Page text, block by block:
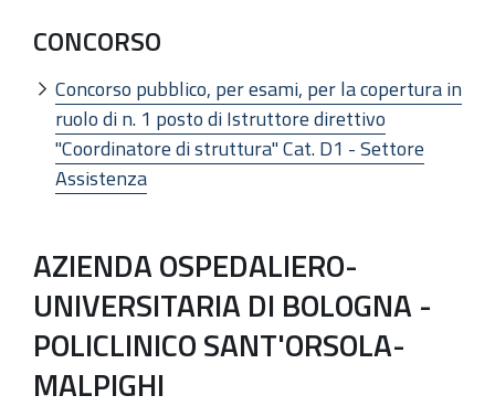
CONCORSO
Concorso pubblico, per esami, per la copertura in
ruolo di n. 1 posto di Istruttore direttivo
"Coordinatore di struttura" Cat. D1 - Settore
Assistenza
AZIENDA OSPEDALIERO-
UNIVERSITARIA DI BOLOGNA -
POLICLINICO SANT'ORSOLA-
MALPIGHI